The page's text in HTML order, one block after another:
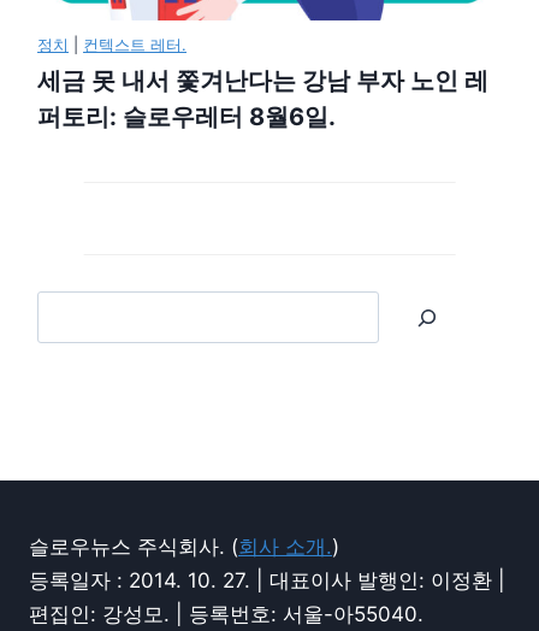
정치 컨텍스트 레터.
세금 못 내서 쫓겨난다는 강남 부자 노인 레
퍼토리: 슬로우레터 8월6일.
슬로우뉴스 주식회사. (회사 소개.)
등록일자 : 2014. 10. 27. | 대표이사 발행인: 이정환 |
편집인: 강성모. | 등록번호: 서울-아55040.